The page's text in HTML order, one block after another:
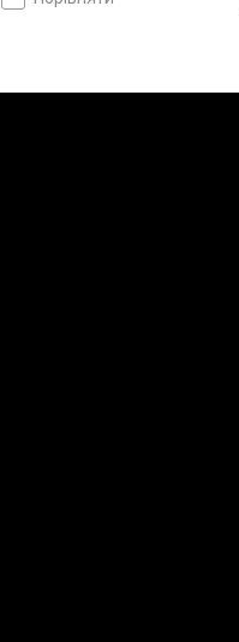
50, Швейцарія